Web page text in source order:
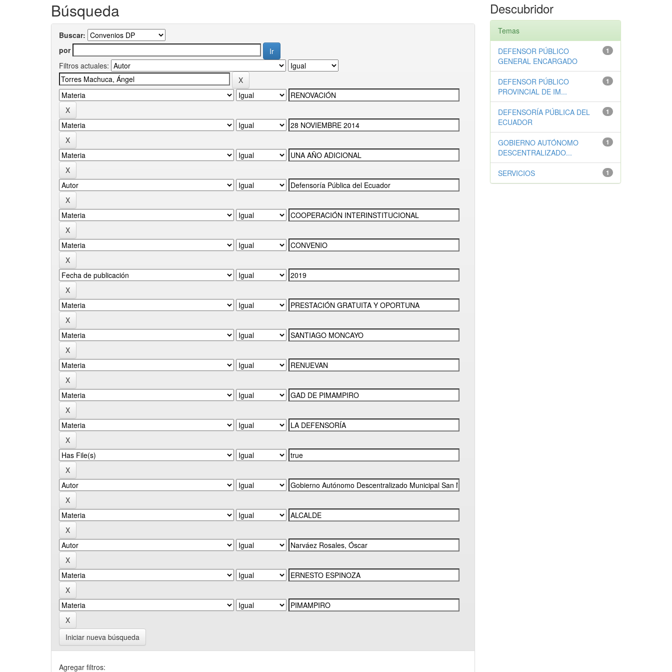
Búsqueda
Buscar:
por
Filtros actuales:
Iniciar nueva búsqueda
Agregar filtros:
Descubridor
Temas
1
DEFENSOR PÚBLICO
GENERAL ENCARGADO
1
DEFENSOR PÚBLICO
PROVINCIAL DE IM...
1
DEFENSORÍA PÚBLICA DEL
ECUADOR
1
GOBIERNO AUTÓNOMO
DESCENTRALIZADO...
1
SERVICIOS